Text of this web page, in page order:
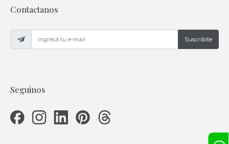
Contactanos
Suscribite
Seguinos